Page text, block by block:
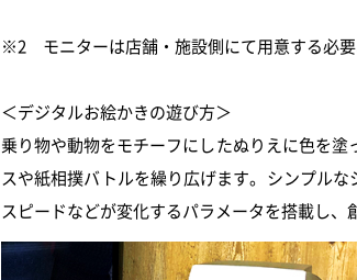
※2 モニターは店舗・施設側にて用意する必要
＜デジタルお絵かきの遊び方＞
乗り物や動物をモチーフにしたぬりえに色を
スや紙相撲バトルを繰り広げます。シンプル
スピードなどが変化するパラメータを搭載し、